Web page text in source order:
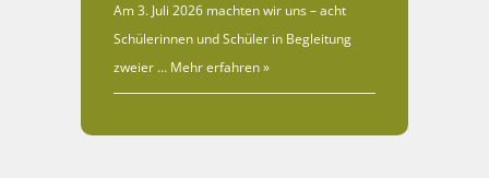
Am 3. Juli 2026 machten wir uns – acht
Schülerinnen und Schüler in Begleitung
zweier … Mehr erfahren »